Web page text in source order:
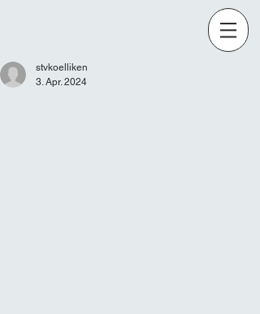
stvkoelliken
3. Apr. 2024